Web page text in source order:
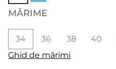
MĂRIME
34 36 38 40
Ghid de mărimi